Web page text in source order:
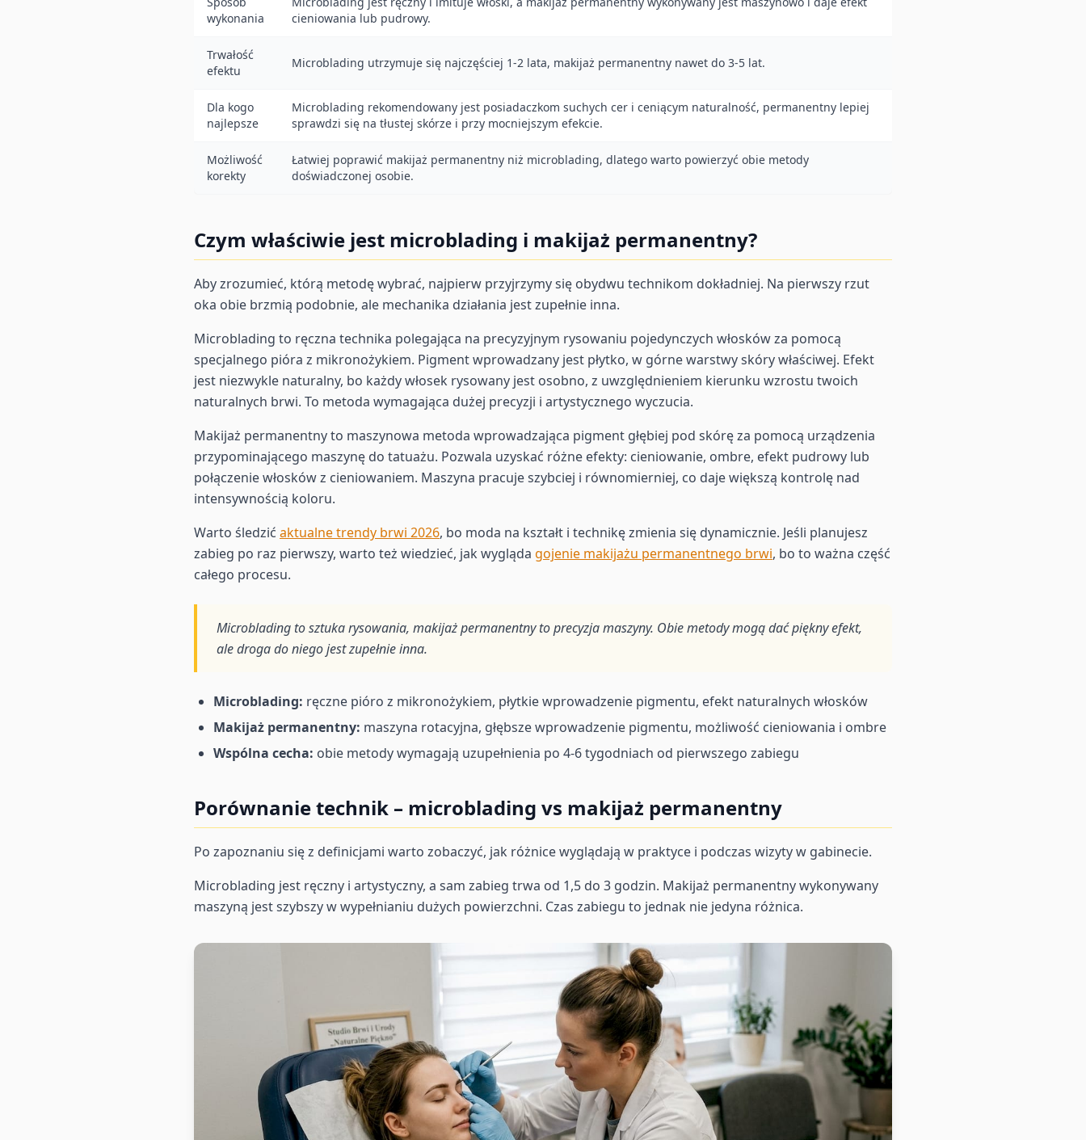
wykonania
cieniowania lub pudrowy.
Trwałość
efektu
Microblading utrzymuje się najczęściej 1-2 lata, makijaż permanentny nawet do 3-5 lat.
Dla kogo
najlepsze
Microblading rekomendowany jest posiadaczkom suchych cer i ceniącym naturalność, permanentny lepiej
sprawdzi się na tłustej skórze i przy mocniejszym efekcie.
Możliwość
korekty
Łatwiej poprawić makijaż permanentny niż microblading, dlatego warto powierzyć obie metody
doświadczonej osobie.
Czym właściwie jest microblading i makijaż permanentny?
Aby zrozumieć, którą metodę wybrać, najpierw przyjrzymy się obydwu technikom dokładniej. Na pierwszy rzut
oka obie brzmią podobnie, ale mechanika działania jest zupełnie inna.
Microblading to ręczna technika polegająca na precyzyjnym rysowaniu pojedynczych włosków za pomocą
specjalnego pióra z mikronożykiem. Pigment wprowadzany jest płytko, w górne warstwy skóry właściwej. Efekt
jest niezwykle naturalny, bo każdy włosek rysowany jest osobno, z uwzględnieniem kierunku wzrostu twoich
naturalnych brwi. To metoda wymagająca dużej precyzji i artystycznego wyczucia.
Makijaż permanentny to maszynowa metoda wprowadzająca pigment głębiej pod skórę za pomocą urządzenia
przypominającego maszynę do tatuażu. Pozwala uzyskać różne efekty: cieniowanie, ombre, efekt pudrowy lub
połączenie włosków z cieniowaniem. Maszyna pracuje szybciej i równomierniej, co daje większą kontrolę nad
intensywnością koloru.
Warto śledzić aktualne trendy brwi 2026, bo moda na kształt i technikę zmienia się dynamicznie. Jeśli planujesz
zabieg po raz pierwszy, warto też wiedzieć, jak wygląda gojenie makijażu permanentnego brwi, bo to ważna część
całego procesu.
Microblading to sztuka rysowania, makijaż permanentny to precyzja maszyny. Obie metody mogą dać piękny efekt,
ale droga do niego jest zupełnie inna.
Microblading: ręczne pióro z mikronożykiem, płytkie wprowadzenie pigmentu, efekt naturalnych włosków
Makijaż permanentny: maszyna rotacyjna, głębsze wprowadzenie pigmentu, możliwość cieniowania i ombre
Wspólna cecha: obie metody wymagają uzupełnienia po 4-6 tygodniach od pierwszego zabiegu
Porównanie technik – microblading vs makijaż permanentny
Po zapoznaniu się z definicjami warto zobaczyć, jak różnice wyglądają w praktyce i podczas wizyty w gabinecie.
Microblading jest ręczny i artystyczny, a sam zabieg trwa od 1,5 do 3 godzin. Makijaż permanentny wykonywany
maszyną jest szybszy w wypełnianiu dużych powierzchni. Czas zabiegu to jednak nie jedyna różnica.